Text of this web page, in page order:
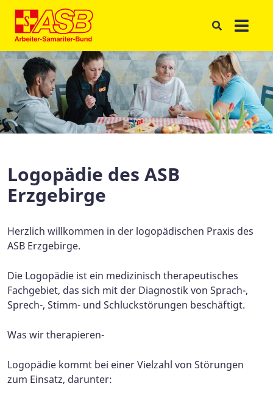
Logopädie des ASB
Erzgebirge
Herzlich willkommen in der logopädischen Praxis des
ASB Erzgebirge.
Die Logopädie ist ein medizinisch therapeutisches
Fachgebiet, das sich mit der Diagnostik von Sprach-,
Sprech-, Stimm- und Schluckstörungen beschäftigt.
Was wir therapieren-
Logopädie kommt bei einer Vielzahl von Störungen
zum Einsatz, darunter: